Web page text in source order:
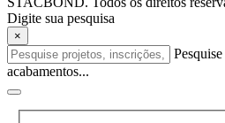
Digite sua pesquisa
×
acabamentos...